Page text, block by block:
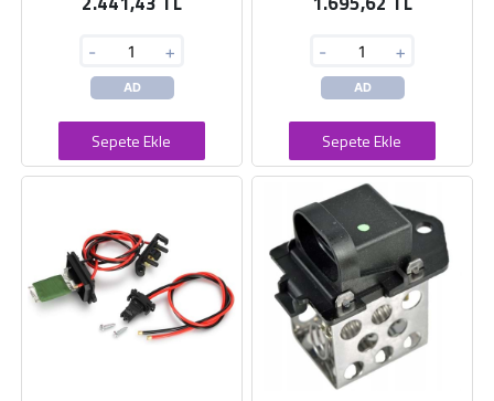
- +
AD
Sepete Ekle
- +
AD
Sepete Ekle